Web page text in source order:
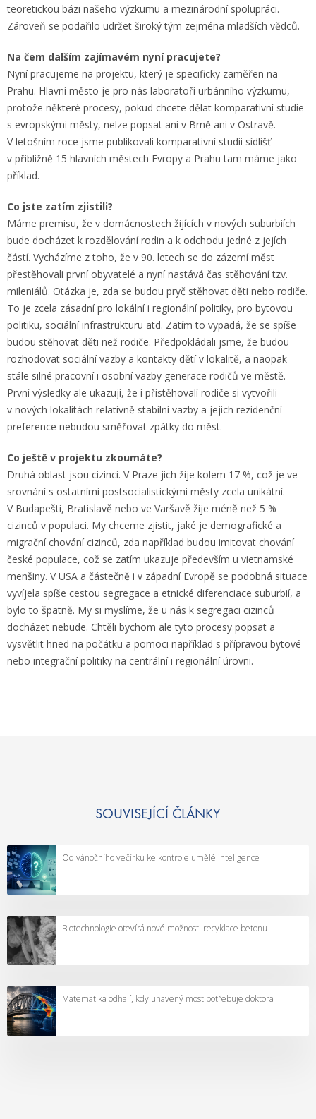
teoretickou bázi našeho výzkumu a mezinárodní spolupráci.
Zároveň se podařilo udržet široký tým zejména mladších vědců.
Na čem dalším zajímavém nyní pracujete?
Nyní pracujeme na projektu, který je specificky zaměřen na
Prahu. Hlavní město je pro nás laboratoří urbánního výzkumu,
protože některé procesy, pokud chcete dělat komparativní studie
s evropskými městy, nelze popsat ani v Brně ani v Ostravě.
V letošním roce jsme publikovali komparativní studii sídlišť
v přibližně 15 hlavních městech Evropy a Prahu tam máme jako
příklad.
Co jste zatím zjistili?
Máme premisu, že v domácnostech žijících v nových suburbiích
bude docházet k rozdělování rodin a k odchodu jedné z jejích
částí. Vycházíme z toho, že v 90. letech se do zázemí měst
přestěhovali první obyvatelé a nyní nastává čas stěhování tzv.
mileniálů. Otázka je, zda se budou pryč stěhovat děti nebo rodiče.
To je zcela zásadní pro lokální i regionální politiky, pro bytovou
politiku, sociální infrastrukturu atd. Zatím to vypadá, že se spíše
budou stěhovat děti než rodiče. Předpokládali jsme, že budou
rozhodovat sociální vazby a kontakty dětí v lokalitě, a naopak
stále silné pracovní i osobní vazby generace rodičů ve městě.
První výsledky ale ukazují, že i přistěhovalí rodiče si vytvořili
v nových lokalitách relativně stabilní vazby a jejich rezidenční
preference nebudou směřovat zpátky do měst.
Co ještě v projektu zkoumáte?
Druhá oblast jsou cizinci. V Praze jich žije kolem 17 %, což je ve
srovnání s ostatními postsocialistickými městy zcela unikátní.
V Budapešti, Bratislavě nebo ve Varšavě žije méně než 5 %
cizinců v populaci. My chceme zjistit, jaké je demografické a
migrační chování cizinců, zda například budou imitovat chování
české populace, což se zatím ukazuje především u vietnamské
menšiny. V USA a částečně i v západní Evropě se podobná situace
vyvíjela spíše cestou segregace a etnické diferenciace suburbií, a
bylo to špatně. My si myslíme, že u nás k segregaci cizinců
docházet nebude. Chtěli bychom ale tyto procesy popsat a
vysvětlit hned na počátku a pomoci například s přípravou bytové
nebo integrační politiky na centrální i regionální úrovni.
SOUVISEJÍCÍ ČLÁNKY
Od vánočního večírku ke kontrole umělé inteligence
Biotechnologie otevírá nové možnosti recyklace betonu
Matematika odhalí, kdy unavený most potřebuje doktora